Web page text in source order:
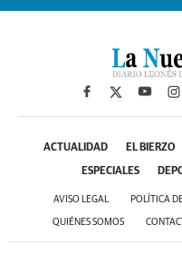
ACTUALIDAD EL BIERZO
ESPECIALES
AVISO LEGAL POLÍTICA
QUIÉNES SOMOS